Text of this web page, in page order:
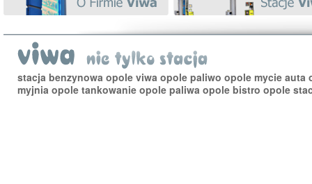
stacja benzynowa opole viwa opole paliwo opole mycie auta
myjnia opole tankowanie opole paliwa opole bistro opole